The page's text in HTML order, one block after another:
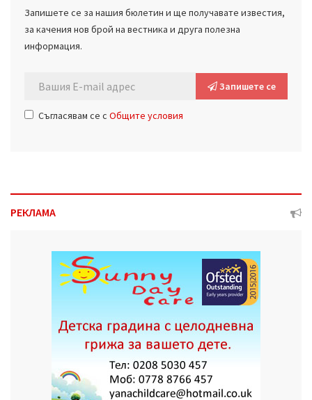
Запишете се за нашия бюлетин и ще получавате известия,
за качения нов брой на вестника и друга полезна
информация.
Запишете се
Съгласявам се с Общите условия
РЕКЛАМА